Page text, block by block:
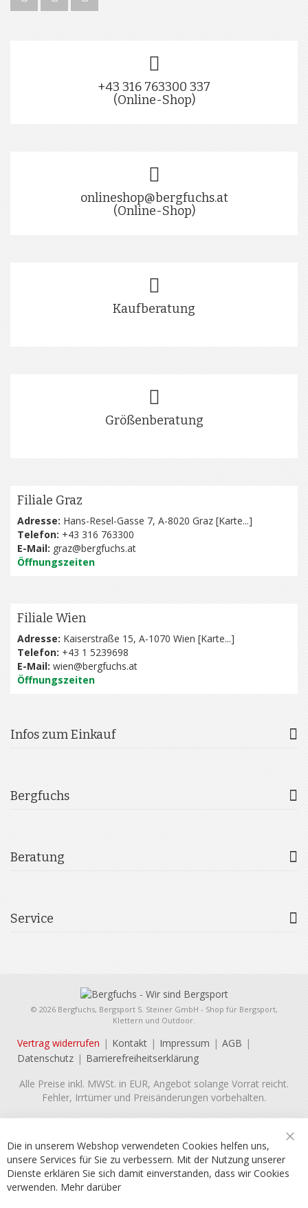
+43 316 763300 337
(Online-Shop)
onlineshop@bergfuchs.at
(Online-Shop)
Kaufberatung
Größenberatung
Filiale Graz
Adresse: Hans-Resel-Gasse 7, A-8020 Graz [Karte...]
Telefon: +43 316 763300
E-Mail: graz@bergfuchs.at
Öffnungszeiten
Filiale Wien
Adresse: Kaiserstraße 15, A-1070 Wien [Karte...]
Telefon: +43 1 5239698
E-Mail: wien@bergfuchs.at
Öffnungszeiten
Infos zum Einkauf
Bergfuchs
Beratung
Service
© 2026 Bergfuchs, Bergsport S. Steiner GmbH - Shop für Bergsport,
Klettern und Outdoor.
Vertrag widerrufen Kontakt Impressum
AGB
Datenschutz
Barrierefreiheitserklärung
Alle Preise inkl. MWSt. in EUR, Angebot solange Vorrat reicht.
Fehler, Irrtümer und Preisänderungen vorbehalten.
Die in unserem Webshop verwendeten Cookies helfen uns,
unsere Services für Sie zu verbessern. Mit der Nutzung unserer
Dienste erklären Sie sich damit einverstanden, dass wir Cookies
verwenden. Mehr darüber